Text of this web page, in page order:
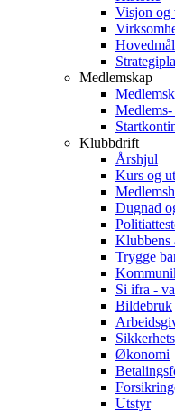
Visjon og
Hovedmål
Medlemskap
Klubbdrift
Årshjul
Kurs og
Dugnad
Klubbens
Trygge
Si ifra -
Bildebruk
Økonomi
Utstyr